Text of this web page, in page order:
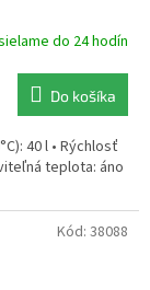
do 24 hodín
Do košíka
40 l • Rýchlosť
teplota: áno
Kód: 38088